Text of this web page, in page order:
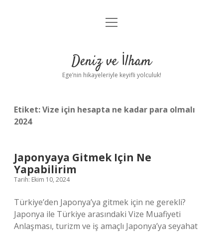
Anasayfa
Yasal Uyarı
menüyü
Deniz ve İlham
Ege’nin hikayeleriyle keyifli yolculuk!
Etiket:Vize için hesapta ne kadar para olmalı
2024
Japonyaya Gitmek Için Ne
Yapabilirim
Tarih: Ekim 10, 2024
Türkiye’den Japonya’ya gitmek için ne gerekli?
Japonya ile Türkiye arasındaki Vize Muafiyeti
Anlaşması, turizm ve iş amaçlı Japonya’ya seyahat